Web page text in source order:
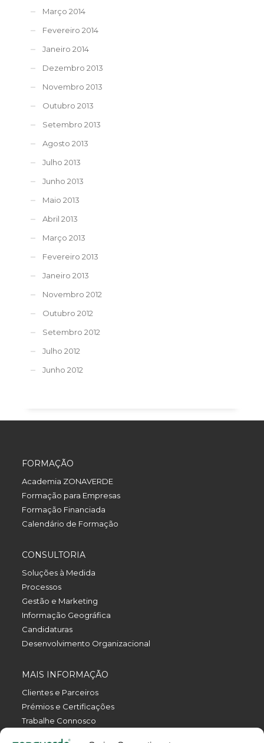
Março 2014
Fevereiro 2014
Janeiro 2014
Dezembro 2013
Novembro 2013
Outubro 2013
Setembro 2013
Agosto 2013
Julho 2013
Junho 2013
Maio 2013
Abril 2013
Março 2013
Fevereiro 2013
Janeiro 2013
Novembro 2012
Outubro 2012
Setembro 2012
Julho 2012
Junho 2012
FORMAÇÃO
Academia ZONAVERDE
Formação para Empresas
Formação Financiada
Calendário de Formação
CONSULTORIA
Soluções à Medida
Processos
Gestão e Marketing
Informação Geográfica
Candidaturas
Desenvolvimento Organizacional
MAIS INFORMAÇÃO
Clientes e Parceiros
Prémios e Certificações
Trabalhe Connosco